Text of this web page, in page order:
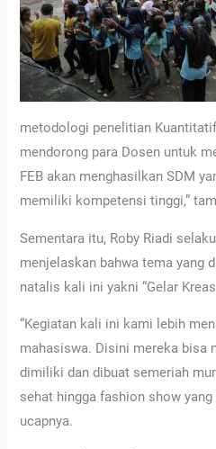
metodologi penelitian
mendorong para Dosen untuk
FEB akan menghasilkan SDM
memiliki kompetensi tinggi,”
Sementara itu, Roby Riadi
menjelaskan bahwa tema yang
natalis kali ini yakni “Gelar
“Kegiatan kali ini kami lebih
mahasiswa. Disini mereka bisa
dimiliki dan dibuat semeriah
sehat hingga fashion show
ucapnya.